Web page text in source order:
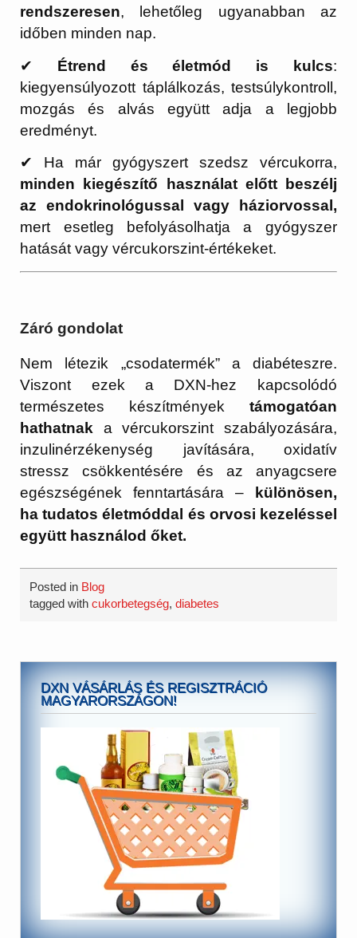
rendszeresen, lehetőleg ugyanabban az
időben minden nap.
✔ Étrend és életmód is kulcs:
kiegyensúlyozott táplálkozás, testsúlykontroll,
mozgás és alvás együtt adja a legjobb
eredményt.
✔ Ha már gyógyszert szedsz vércukorra,
minden kiegészítő használat előtt beszélj
az endokrinológussal vagy háziorvossal,
mert esetleg befolyásolhatja a gyógyszer
hatását vagy vércukorszint-értékeket.
Záró gondolat
Nem létezik „csodatermék” a diabéteszre.
Viszont ezek a DXN-hez kapcsolódó
természetes készítmények támogatóan
hathatnak a vércukorszint szabályozására,
inzulinérzékenység javítására, oxidatív
stressz csökkentésére és az anyagcsere
egészségének fenntartására –
különösen,
ha tudatos életmóddal és orvosi kezeléssel
együtt használod őket.
Posted in Blog
tagged withcukorbetegség,diabetes
DXN VÁSÁRLÁS ÉS REGISZTRÁCIÓ
MAGYARORSZÁGON!